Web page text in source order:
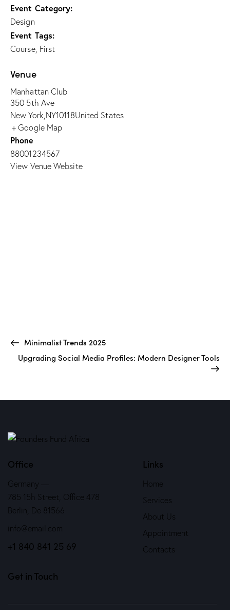
Event Category:
Design
Event Tags:
Course, First
Venue
Manhattan Club
350 5th Ave
New York NY10118United States
+ Google Map
Phone
88001234567
View Venue Website
Minimalist Trends 2025
Upgrading Social Media Profiles: Modern Designer Tools
Office
Germany —
785 15h Street, Office 478
Berlin, De 81566
info@email.com
+1 840 841 25 69
Links
Home
Services
About Us
Appointment
Contacts
Get in Touch